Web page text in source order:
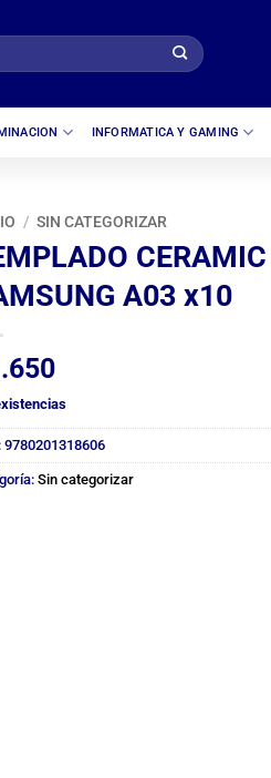
INFORMATICA Y GAMING
/ SIN CATEGORIZAR
CERAMIC
A03 x10
9780201318606
Sin categorizar